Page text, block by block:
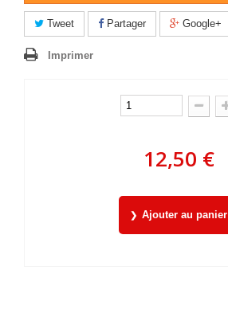
Tweet Partager Google+
Imprimer
12,50 €
Ajouter au panier